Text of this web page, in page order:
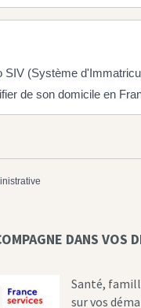
SIV (Système
de son domicile en
DANS VOS
Santé,
sur vos